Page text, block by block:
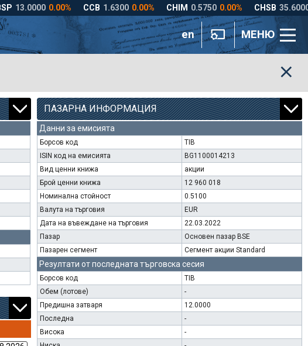
en МЕНЮ
ПАЗАРНА ИНФОРМАЦИЯ
Данни за емисията
Борсов код
TIB
ISIN код на емисията
BG1100014213
Вид ценни книжа
акции
Брой ценни книжа
12 960 018
Номинална стойност
0.5100
Валута на търговия
EUR
Дата на въвеждане на търговия
22.03.2022
Пазар
Основен пазар BSE
Пазарен сегмент
Сегмент акции Standard
Резултати от последната търговска сесия
Борсов код
TIB
Обем (лотове)
-
Предишна затваря
12.0000
Последна
-
Висока
-